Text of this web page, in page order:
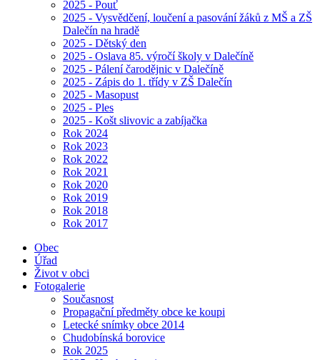
2025 - Pouť
2025 - Vysvědčení, loučení a pasování žáků z MŠ a ZŠ
Dalečín na hradě
2025 - Dětský den
2025 - Oslava 85. výročí školy v Dalečíně
2025 - Pálení čarodějnic v Dalečíně
2025 - Zápis do 1. třídy v ZŠ Dalečín
2025 - Masopust
2025 - Ples
2025 - Košt slivovic a zabíjačka
Rok 2024
Rok 2023
Rok 2022
Rok 2021
Rok 2020
Rok 2019
Rok 2018
Rok 2017
Obec
Úřad
Život v obci
Fotogalerie
Současnost
Propagační předměty obce ke koupi
Letecké snímky obce 2014
Chudobínská borovice
Rok 2025